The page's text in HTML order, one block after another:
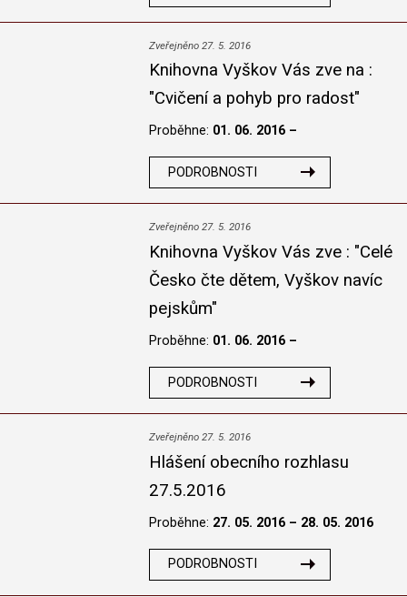
Zveřejněno 27. 5. 2016
Knihovna Vyškov Vás zve na :
"Cvičení a pohyb pro radost"
Proběhne: 01. 06. 2016 –
PODROBNOSTI
Zveřejněno 27. 5. 2016
Knihovna Vyškov Vás zve : "Celé
Česko čte dětem, Vyškov navíc
pejskům"
Proběhne: 01. 06. 2016 –
PODROBNOSTI
Zveřejněno 27. 5. 2016
Hlášení obecního rozhlasu
27.5.2016
Proběhne: 27. 05. 2016 – 28. 05. 2016
PODROBNOSTI